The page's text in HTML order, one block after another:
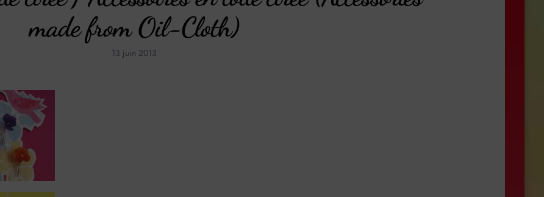
made from Oil-Cloth)
13 juin 2013